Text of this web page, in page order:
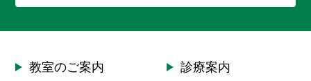
教室のご案内
診療案内